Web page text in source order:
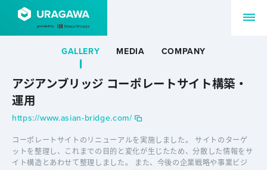
GALLERY MEDIA COMPANY
アジアンブリッジ コーポレートサイト構築・
運用
https://www.asian-bridge.com/
コーポレートサイトのリニューアルを実施しました。 サイトのターゲ
ットを整理し、これまでの目的と変化が生じたため、分散した情報をサ
イト構造とあわせて整理しました。 また、今後の企業戦略や事業ビジ